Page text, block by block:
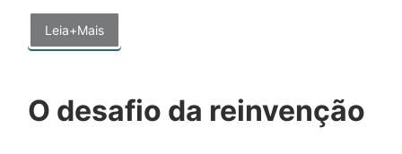
Leia+Mais
O desafio da reinvenção